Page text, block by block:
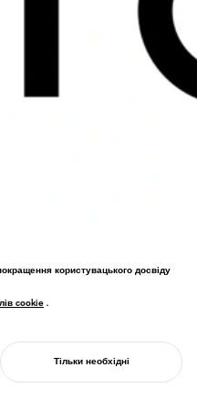
Наука даних та аналітика брендингу.
цифрових технологій у передовій
візуальній системі.
користувацького досвіду
cookie
cookie .
Тільки необхідні